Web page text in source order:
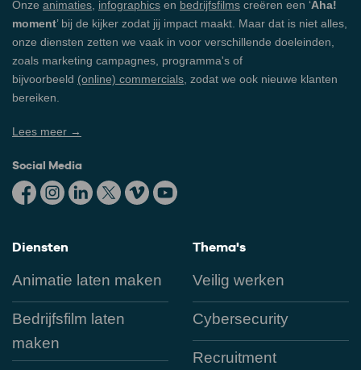
Onze animaties infographics en bedrijfsfilms creëren een ‘Aha!
moment’ bij de kijker zodat jij impact maakt. Maar dat is niet alles,
onze diensten zetten we vaak in voor verschillende doeleinden,
zoals marketing campagnes, programma's of
bijvoorbeeld (online) commercials , zodat we ook nieuwe klanten
bereiken.
Lees meer →
Social Media
Diensten
Animatie laten maken
Bedrijfsfilm laten
maken
Thema's
Veilig werken
Cybersecurity
Recruitment